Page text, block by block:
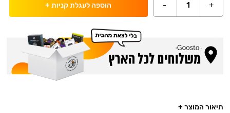
+
1
- הוספה לעגלת קניות +
תיאור המוצר +